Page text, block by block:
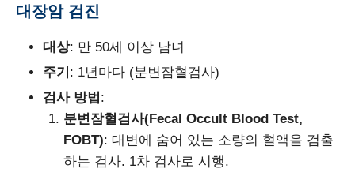
대장암 검진
대상: 만 50세 이상 남녀
주기 : 1년마다 (분변잠혈검사)
검사 방법 :
분변잠혈검사(Fecal Occult Blood Test,
FOBT): 대변에 숨어 있는 소량의 혈액을 검출
하는 검사. 1차 검사로 시행.